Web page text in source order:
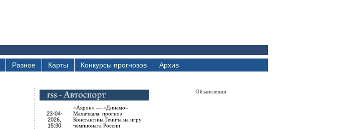
Разное Карты Конкурсы прогнозов Архив
23-04-
2026,
15:30
«Акрон» — «Динамо»
Махачкала: прогноз
Константина Генича на игру
чемпионата России
Объявления